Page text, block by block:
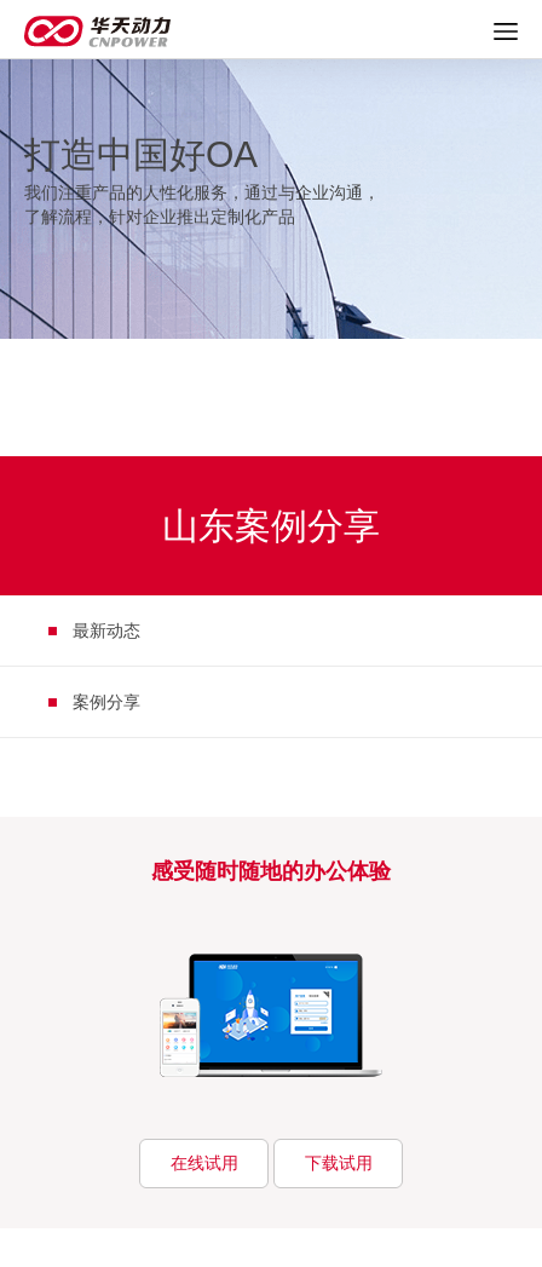
打造中国好OA
我们注重产品的人性化服务，通过与企业沟通，
了解流程，针对企业推出定制化产品
山东案例分享
最新动态
案例分享
感受随时随地的办公体验
在线试用 下载试用